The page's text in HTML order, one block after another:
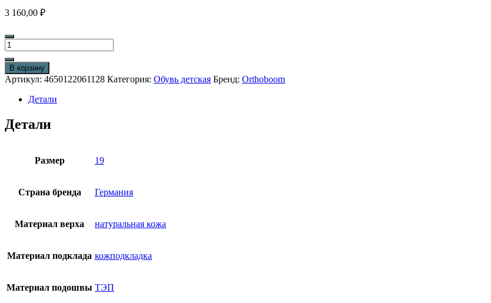
3 160,00 ₽
Количество
товара
Детские
сандалии
Orthoboom
27057-
морской
с
В корзину
Артикул: 4650122061128 Категория: Обувь детская Бренд: Orthoboom
Детали
Детали
Размер 19
Страна бренда Германия
Материал верха натуральная кожа
Материал подклада кожподкладка
Материал подошвы ТЭП